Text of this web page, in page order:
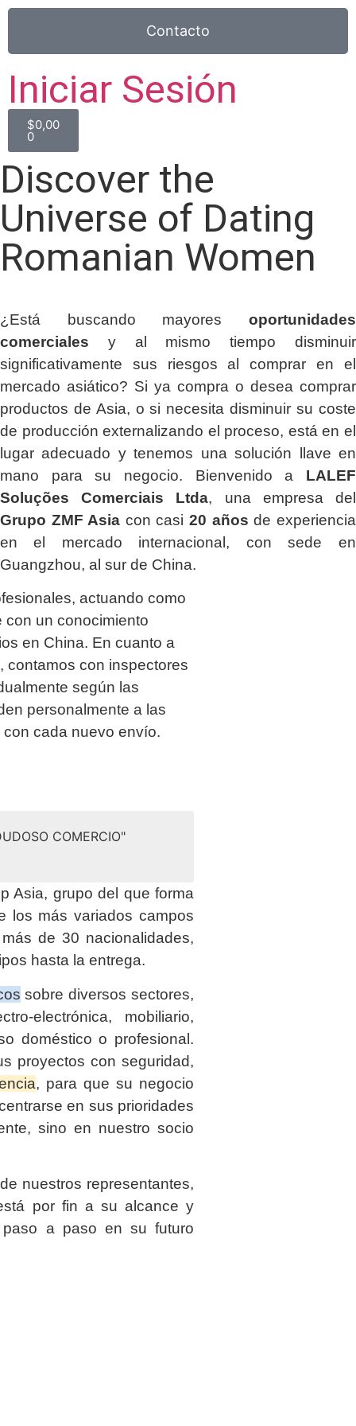
Contacto
Iniciar Sesión
$0,00
0
Discover the
Universe of Dating
Romanian Women
¿Está buscando mayores oportunidades
comerciales y al mismo tiempo disminuir
significativamente sus riesgos al comprar en el
mercado asiático? Si ya compra o desea comprar
productos de Asia, o si necesita disminuir su coste
de producción externalizando el proceso, está en el
lugar adecuado y tenemos una solución llave en
mano para su negocio. Bienvenido a LALEF
Soluções Comerciais Ltda, una empresa del
Grupo ZMF Asia con casi20 años de experiencia
en el mercado internacional, con sede en
Guangzhou, al sur de China.
actuando como
con un conocimiento
en China. En cuanto a
contamos con inspectores
según las
personalmente a las
cada nuevo envío.
COMERCIO"
Asia, grupo del que forma
los más variados campos
de 30 nacionalidades,
hasta la entrega.
sobre diversos sectores,
electrónica, mobiliario,
doméstico o profesional.
proyectos con seguridad,
, para que su negocio
en sus prioridades
sino en nuestro socio
nuestros representantes,
por fin a su alcance y
paso a paso en su futuro